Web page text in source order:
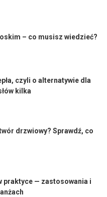
– co musisz wiedzieć?
czyli o alternatywie dla
kilka
drzwiowy? Sprawdź, co
praktyce — zastosowania i